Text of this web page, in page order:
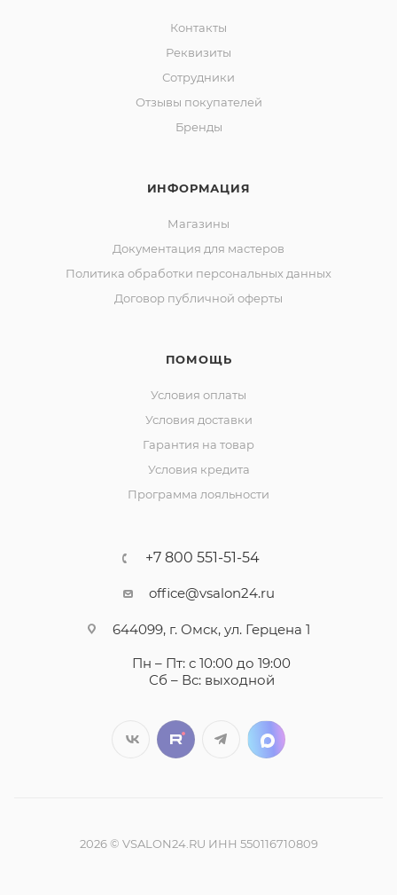
Контакты
Реквизиты
Сотрудники
Отзывы покупателей
Бренды
ИНФОРМАЦИЯ
Магазины
Документация для мастеров
Политика обработки персональных данных
Договор публичной оферты
ПОМОЩЬ
Условия оплаты
Условия доставки
Гарантия на товар
Условия кредита
Программа лояльности
+7 800 551-51-54
office@vsalon24.ru
644099, г. Омск, ул. Герцена 1
Пн – Пт: с 10:00 до 19:00
Сб – Вс: выходной
2026 © VSALON24.RU ИНН 550116710809